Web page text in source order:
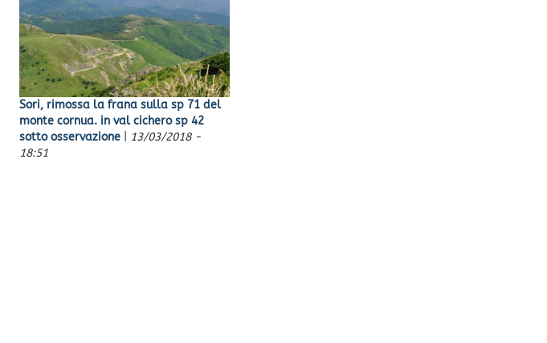
Sori, rimossa la frana sulla sp 71 del
monte cornua. in val cichero sp 42
sotto osservazione
13/03/2018 -
18:51